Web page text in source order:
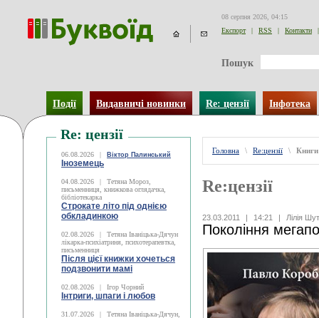
08 серпня 2026, 04:15
Експорт
| RSS | Контакти |
Пошук
Події Видавничі новинки Re: цензії Інфотека
Re: цензії
06.08.2026 | Віктор Палинський
Іноземець
04.08.2026 |
Тетяна Мороз,
письменниця, книжкова оглядачка,
бібліотекарка
Строкате літо під однією
обкладинкою
02.08.2026 |
Тетяна Іваніцька-Дячун
лікарка-психіатриня, психотерапевтка,
письменниця
Після цієї книжки хочеться
подзвонити мамі
02.08.2026 | Ігор Чорний
Інтриги, шпаги і любов
31.07.2026 |
Тетяна Іваніцька-Дячун,
Головна \ Re:цензії \ Книги
Re:цензії
23.03.2011 | 14:21 | Лілія
Покоління